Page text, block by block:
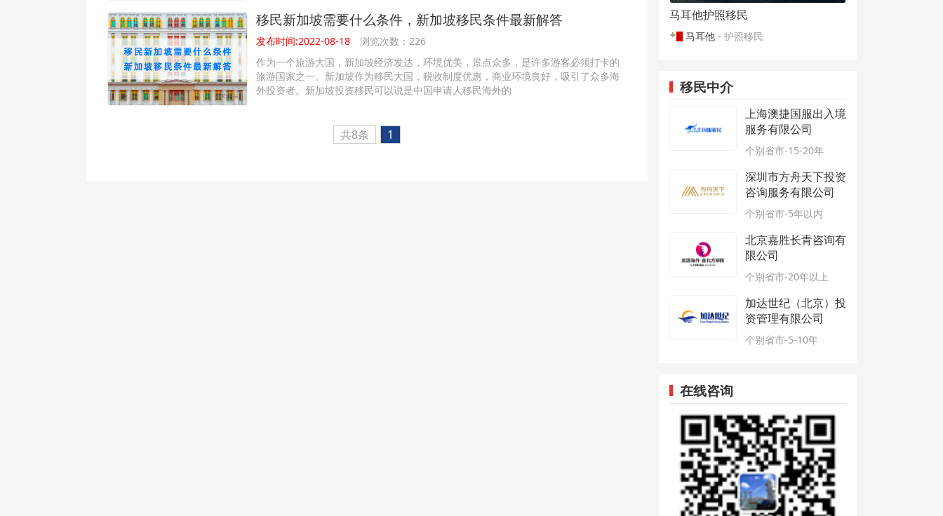
移民新加坡需要什么条件，新加坡移民条件最新解答
发布时间:2022-08-18
浏览次数：226
作为一个旅游大国，新加坡经济发达，环境优美，景点众多，是许多游客必须打卡的
旅游国家之一。新加坡作为移民大国，税收制度优惠，商业环境良好，吸引了众多海
外投资者。新加坡投资移民可以说是中国申请人移民海外的
共8条 1
马耳他护照移民
马耳他- 护照移民
移民中介
上海澳捷国服出入境
服务有限公司
个别省市-15-20年
深圳市方舟天下投资
咨询服务有限公司
个别省市-5年以内
北京嘉胜长青咨询有
限公司
个别省市-20年以上
加达世纪（北京）投
资管理有限公司
个别省市-5-10年
在线咨询